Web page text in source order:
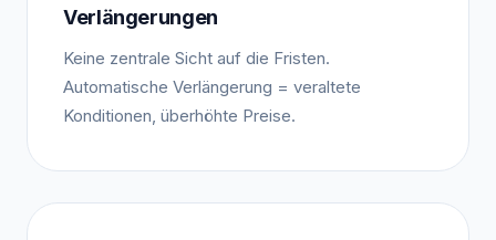
Verlängerungen
Keine zentrale Sicht auf die Fristen.
Automatische Verlängerung = veraltete
Konditionen, überhöhte Preise.